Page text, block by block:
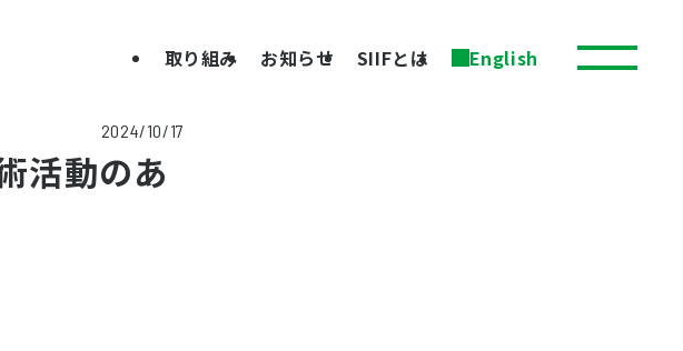
取り組み お知らせ SIIFとは English
2024/10/17
活動のあ